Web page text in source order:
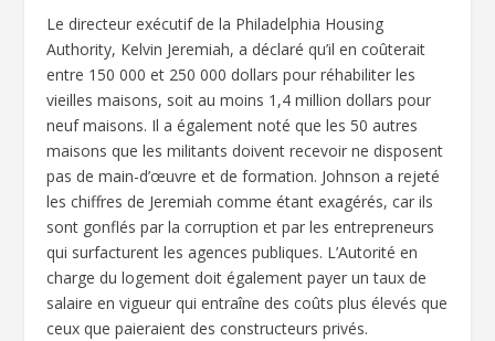
Le directeur exécutif de la Philadelphia Housing
Authority, Kelvin Jeremiah, a déclaré qu’il en coûterait
entre 150 000 et 250 000 dollars pour réhabiliter les
vieilles maisons, soit au moins 1,4 million dollars pour
neuf maisons. Il a également noté que les 50 autres
maisons que les militants doivent recevoir ne disposent
pas de main-d’œuvre et de formation. Johnson a rejeté
les chiffres de Jeremiah comme étant exagérés, car ils
sont gonflés par la corruption et par les entrepreneurs
qui surfacturent les agences publiques. L’Autorité en
charge du logement doit également payer un taux de
salaire en vigueur qui entraîne des coûts plus élevés que
ceux que paieraient des constructeurs privés.